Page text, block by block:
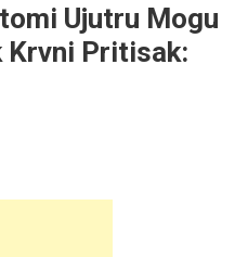
Ujutru Mogu
Krvni Pritisak: